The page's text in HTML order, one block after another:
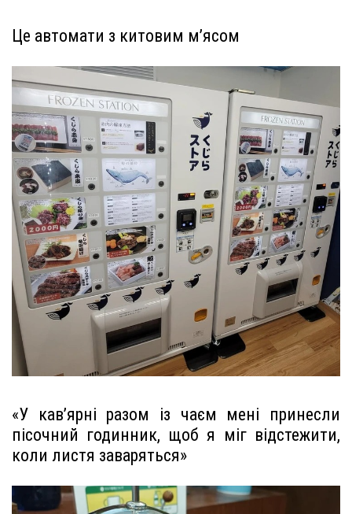
Це автомати з китовим м’ясом
«У кав’ярні разом із чаєм мені принесли
пісочний годинник, щоб я міг відстежити,
коли листя заваряться»